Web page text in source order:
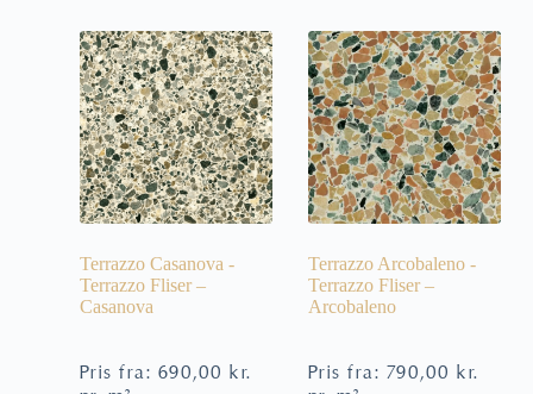
Terrazzo Casanova -
Terrazzo Fliser –
Casanova
Pris fra: 690,00kr.
Terrazzo Arcobaleno -
Terrazzo Fliser –
Arcobaleno
Pris fra: 790,00kr.